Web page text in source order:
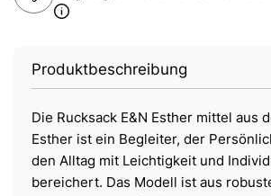
Produktbeschreibung
Die Rucksack E&N Esther mittel aus
Esther ist ein Begleiter, der
den Alltag mit Leichtigkeit und
bereichert. Das Modell ist aus